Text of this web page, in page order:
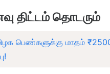
திட்டம் தொடரும்
பெண்களுக்கு மாதம்